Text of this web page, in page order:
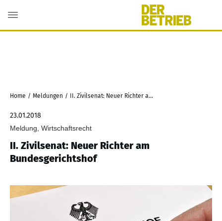
Home / Meldungen / II. Zivilsenat: Neuer Richter am Bundesgerichtshof
23.01.2018
Meldung, Wirtschaftsrecht
II. Zivilsenat: Neuer Richter am
Bundesgerichtshof